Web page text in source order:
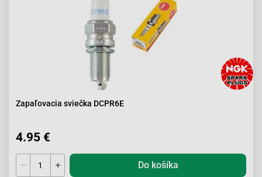
Zapaľovacia sviečka DCPR6E
4.95 €
Do košíka